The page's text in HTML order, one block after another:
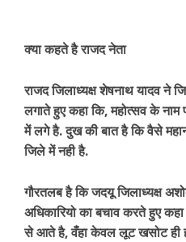
क्या कहते है राजद नेता
राजद जिलाध्यक्ष शेषनाथ यादव ने
लगाते हुए कहा कि, महोत्सव के नाम
में लगे है. दुख की बात है कि वैसे
जिले में नही है.
गौरतलब है कि जदयू जिलाध्यक्ष
अधिकारियो का बचाव करते हुए
से आते है, वँहा केवल लूट खसोट ही